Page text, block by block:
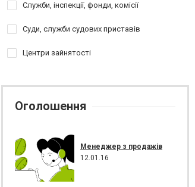
Служби, інспекції, фонди, комісії
Суди, служби судових приставів
Центри зайнятості
Оголошення
Менеджер з продажів
12.01.16